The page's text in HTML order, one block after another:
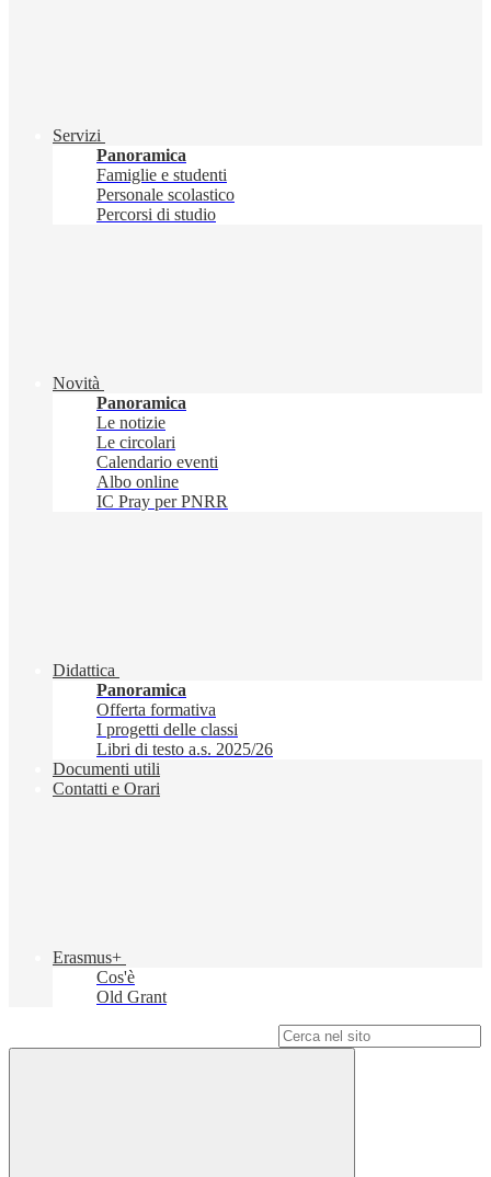
Servizi
Panoramica
Famiglie e studenti
Personale scolastico
Percorsi di studio
Novità
Panoramica
Le notizie
Le circolari
Calendario eventi
Albo online
IC Pray per PNRR
Didattica
Panoramica
Offerta formativa
I progetti delle classi
Libri di testo a.s. 2025/26
Documenti utili
Contatti e Orari
Erasmus+
Cos'è
Old Grant